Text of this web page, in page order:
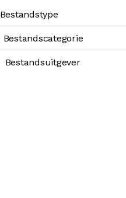
Bestandstype
Bestandscategorie
Bestandsuitgever